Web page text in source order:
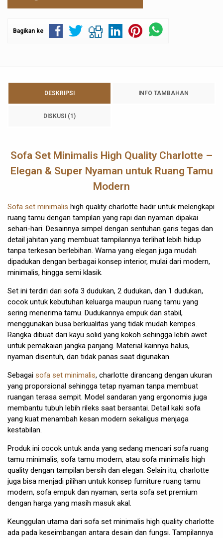
Bagikan ke
DESKRIPSI INFO TAMBAHAN
DISKUSI (1)
Sofa Set Minimalis High Quality Charlotte –
Elegan & Super Nyaman untuk Ruang Tamu
Modern
Sofa set minimalis high quality charlotte hadir untuk melengkapi
ruang tamu dengan tampilan yang rapi dan nyaman dipakai
sehari-hari. Desainnya simpel dengan sentuhan garis tegas dan
detail jahitan yang membuat tampilannya terlihat lebih hidup
tanpa terkesan berlebihan. Warna yang elegan juga mudah
dipadukan dengan berbagai konsep interior, mulai dari modern,
minimalis, hingga semi klasik.
Set ini terdiri dari sofa 3 dudukan, 2 dudukan, dan 1 dudukan,
cocok untuk kebutuhan keluarga maupun ruang tamu yang
sering menerima tamu. Dudukannya empuk dan stabil,
menggunakan busa berkualitas yang tidak mudah kempes.
Rangka dibuat dari kayu solid yang kokoh sehingga lebih awet
untuk pemakaian jangka panjang. Material kainnya halus,
nyaman disentuh, dan tidak panas saat digunakan.
Sebagai sofa set minimalis, charlotte dirancang dengan ukuran
yang proporsional sehingga tetap nyaman tanpa membuat
ruangan terasa sempit. Model sandaran yang ergonomis juga
membantu tubuh lebih rileks saat bersantai. Detail kaki sofa
yang kuat menambah kesan modern sekaligus menjaga
kestabilan.
Produk ini cocok untuk anda yang sedang mencari sofa ruang
tamu minimalis, sofa tamu modern, atau sofa minimalis high
quality dengan tampilan bersih dan elegan. Selain itu, charlotte
juga bisa menjadi pilihan untuk konsep furniture ruang tamu
modern, sofa empuk dan nyaman, serta sofa set premium
dengan harga yang masih masuk akal.
Keunggulan utama dari sofa set minimalis high quality charlotte
ada pada keseimbangan antara desain dan fungsi. Tampilannya